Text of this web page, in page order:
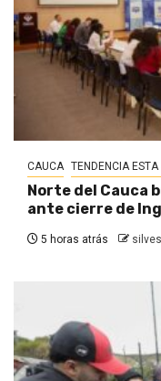
CAUCA TENDENCIA
Norte del Cauca
ante cierre de
5 horas atrás